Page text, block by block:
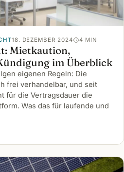
18. DEZEMBER 2024 4 MIN
Mietkaution,
im Überblick
eigenen Regeln: Die
frei verhandelbar, und seit
für die Vertragsdauer die
Was das für laufende und